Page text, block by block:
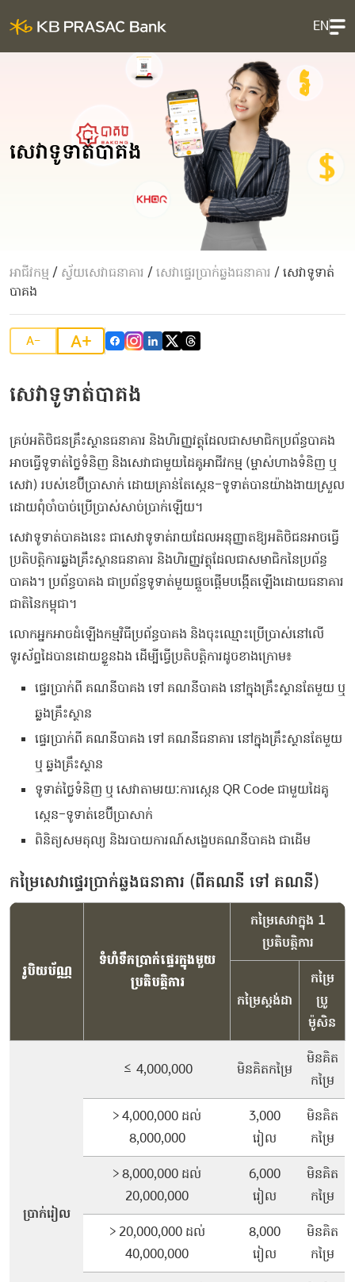
EN
សេវាទូទាត់បាគង
អាជីវកម្ម / ស្វ័យសេវាធនាគារ /សេវាផ្ទេរប្រាក់ឆ្លងធនាគារ /សេវាទូទាត់
បាគង
A- A+
សេវាទូទាត់បាគង
​គ្រប់​អតិថិជន​គ្រឹះស្ថាន​ធនាគារ​ ​និង​ហិរញ្ញវត្ថុ​ដែល​ជា​សមាជិក​ប្រព័ន្ធ​បាគង​ ​
អាច​ធ្វើ​ទូទាត់​ថ្លៃ​ទំនិញ​ ​និង​សេវា​ជាមួយ​ដៃគូ​អាជីវកម្ម​ (​ម្ចាស់​ហាងទំនិញ​ ​ឬ​ ​
សេវា​) ​របស់ខេប៊ីប្រាសាក់ ​ដោយ​គ្រាន់តែ​ស្កេន​-​ទូទាត់​បាន​យ៉ាង​ងាយស្រួល​
​ដោយ​ពុំ​ចាំបាច់​ប្រើប្រាស់​សាច់ប្រាក់​ឡើយ​។​
​សេវា​ទូទាត់​បាគង​នេះ​ ​ជា​សេវា​ទូទាត់​រាយ​ដែល​អនុញ្ញាត​ឱ្យ​អតិថិជន​អាច​ធ្វើ​
ប្រតិបត្តិការ​ឆ្លង​គ្រឹះស្ថាន​ធនាគារ​ ​និង​ហិរញ្ញវត្ថុ​ដែល​ជា​សមាជិក​នៃ​ប្រព័ន្ធ​
បាគង​។​ ​ប្រព័ន្ធ​បាគង​ ​ជា​ប្រព័ន្ធ​ទូទាត់​មួយ​ផ្តួចផ្តើម​បង្កើត​ឡើង​ដោយ​ធនាគារ
ជាតិនៃកម្ពុជា​។​
​លោកអ្នក​អាច​ដំឡើង​កម្មវិធី​ប្រព័ន្ធ​បាគង​ ​និង​ចុះឈ្មោះ​ប្រើប្រាស់​នៅ​លើ​
ទូរស័ព្ទ​ដៃ​បាន​ដោយខ្លួនឯង​ ​ដើម្បី​ធ្វើ​ប្រតិបត្តិការ​ដូច​ខាងក្រោម​៖​
ផ្ទេរ​ប្រាក់​ពី​ ​គណនី​បាគង​ ​ទៅ​ ​គណនី​បាគង​ ​នៅ​ក្នុង​គ្រឹះស្ថាន​តែមួយ​ ​ឬ​
​ឆ្លង​គ្រឹះស្ថាន​
​ផ្ទេរ​ប្រាក់​ពី​ ​គណនី​បាគង​ ​ទៅ​ ​គណនី​ធនាគារ​ ​នៅ​ក្នុង​គ្រឹះស្ថាន​តែមួយ​ ​
ឬ​ ​ឆ្លង​គ្រឹះស្ថាន​
​ទូទាត់​ថ្លៃ​ទំនិញ​ ​ឬ​ ​សេវា​តាមរយៈ​ការ​ស្កេន​ QR ​Code​ ​ជាមួយ​ដៃគូ​
ស្កេន​-​ទូទាត់​ខេប៊ីប្រា​សាក់​
ពិនិត្យ​សមតុល្យ​ ​និង​របាយការណ៍​សង្ខេប​គណនី​បាគង​ ​ជាដើម
កម្រៃសេវាផ្ទេរប្រាក់ឆ្លងធនាគារ (ពីគណនី ទៅ គណនី)
រូបិយប័ណ្ណ
ទំហំទឹកប្រាក់ផ្ទេរក្នុងមួយ
ប្រតិបត្តិការ
កម្រៃសេវាក្នុង 1
ប្រតិបត្តិការ
កម្រៃស្ដង់ដា
កម្រៃ
ប្រូ
ម៉ូសិន
ប្រាក់រៀល
≤ 4,000,000 មិនគិតកម្រៃ
មិនគិត
កម្រៃ
> 4,000,000 ដល់
8,000,000
3,000
រៀល
មិនគិត
កម្រៃ
> 8,000,000 ដល់
20,000,000
6,000
រៀល
មិនគិត
កម្រៃ
> 20,000,000 ដល់
40,000,000
8,000
រៀល
មិនគិត
កម្រៃ